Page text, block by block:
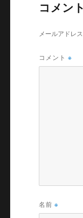
コメン
メールアドレ
コメント※
名前※